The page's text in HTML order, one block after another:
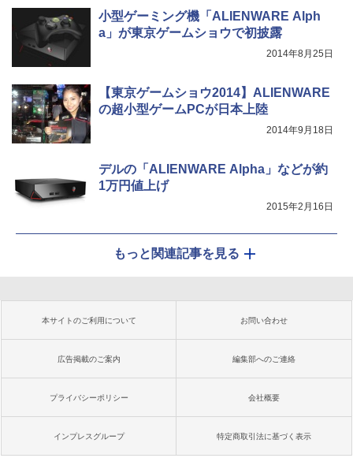
小型ゲーミング機「ALIENWARE Alph
a」が東京ゲームショウで初披露
2014年8月25日
【東京ゲームショウ2014】ALIENWARE
の超小型ゲームPCが日本上陸
2014年9月18日
デルの「ALIENWARE Alpha」などが約
1万円値上げ
2015年2月16日
もっと関連記事を見る
本サイトのご利用について お問い合わせ
広告掲載のご案内 編集部へのご連絡
プライバシーポリシー 会社概要
インプレスグループ 特定商取引法に基づく表示